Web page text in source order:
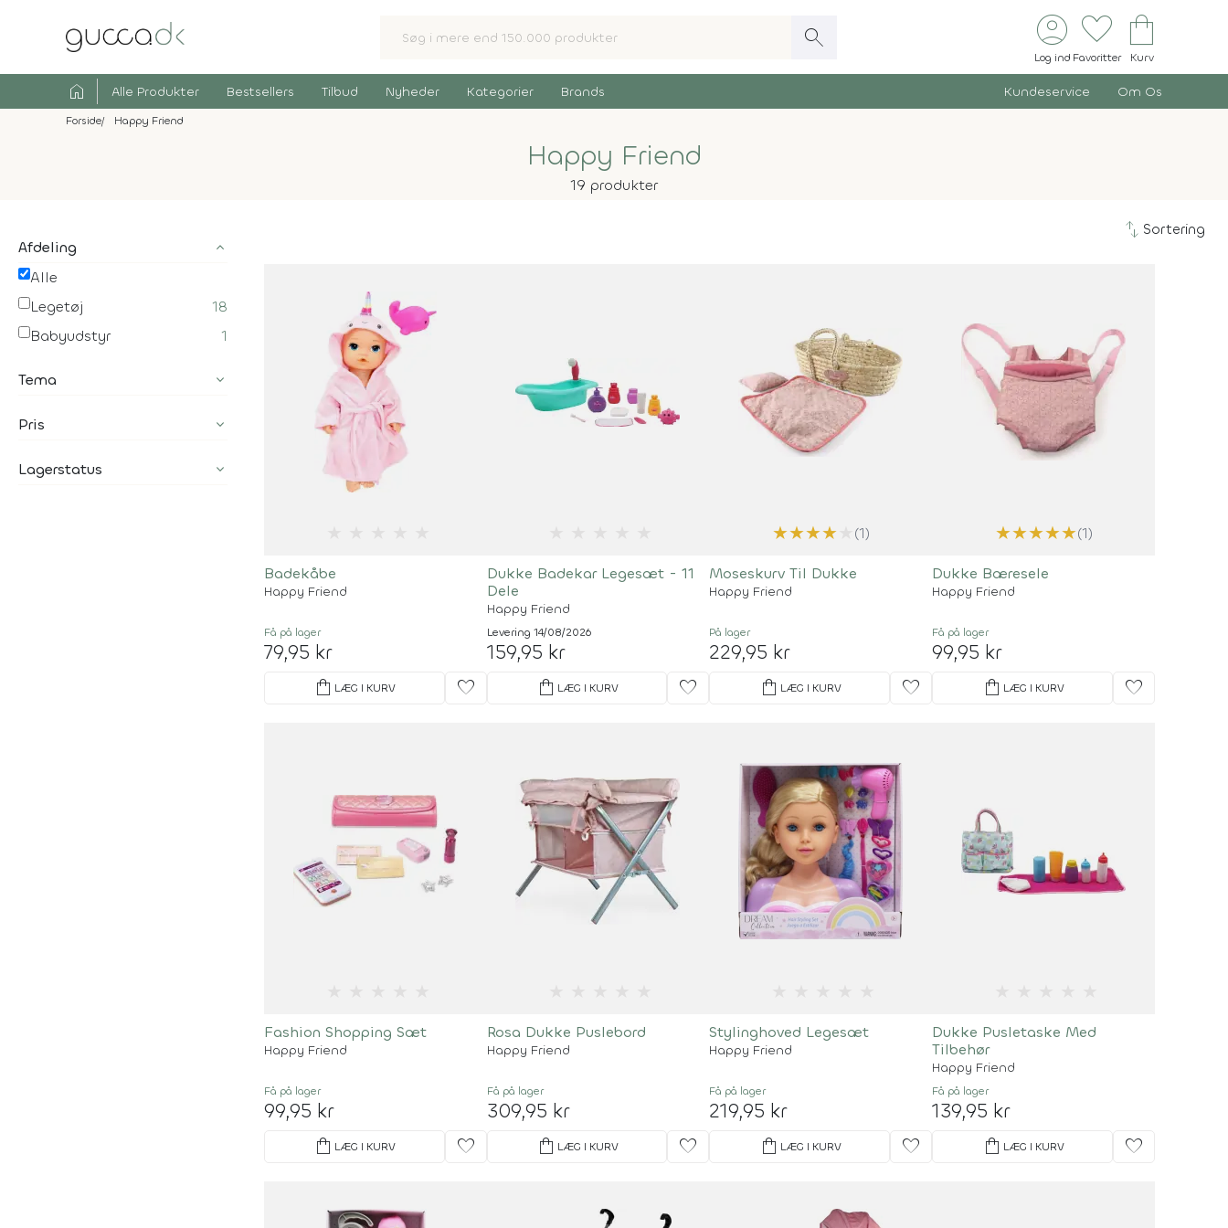
search account_circle
Log ind
favorite
Favoritter
shopping_bag
Kurv
home Alle Produkter Bestsellers Tilbud Nyheder Kategorier Brands Kundeservice Om Os
Forside Happy Friend
Happy Friend
19 produkter
Afdeling
Alle
Legetøj
18
Babyudstyr
1
Tema
Pris
Lagerstatus
swap_vert Sortering
Badekåbe
Happy Friend
Få på lager
79,95 kr
shopping_bag LÆG I KURV favorite
Dukke Badekar Legesæt - 11
Dele
Happy Friend
Levering 14/08/2026
159,95 kr
shopping_bag LÆG I KURV favorite
★★★★ (1)
Moseskurv Til Dukke
Happy Friend
På lager
229,95 kr
shopping_bag LÆG I KURV favorite
★★★★★(1)
Dukke Bæresele
Happy Friend
Få på lager
99,95 kr
shopping_bag LÆG I KURV favorite
Fashion Shopping Sæt
Happy Friend
Få på lager
99,95 kr
shopping_bag LÆG I KURV favorite
Rosa Dukke Puslebord
Happy Friend
Få på lager
309,95 kr
shopping_bag LÆG I KURV favorite
Stylinghoved Legesæt
Happy Friend
Få på lager
219,95 kr
shopping_bag LÆG I KURV favorite
Dukke Pusletaske Med
Tilbehør
Happy Friend
Få på lager
139,95 kr
shopping_bag LÆG I KURV favorite